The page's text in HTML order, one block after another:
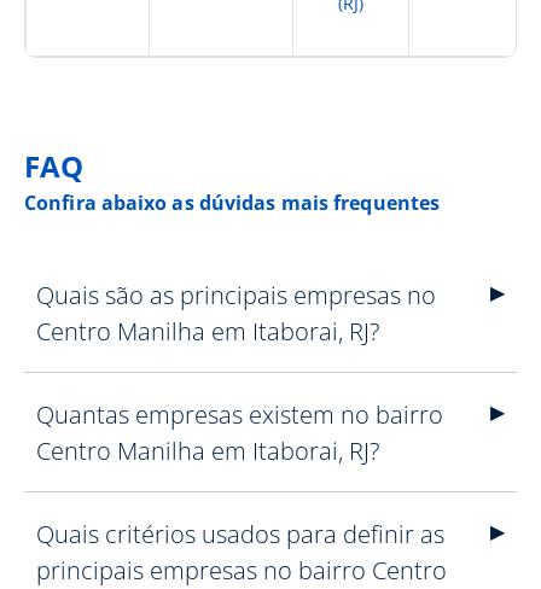
FAQ
Confira abaixo as dúvidas mais frequentes
Quais são as principais empresas no
Centro Manilha em Itaborai, RJ?
Quantas empresas existem no bairro
Centro Manilha em Itaborai, RJ?
Quais critérios usados para definir as
principais empresas no bairro Centro